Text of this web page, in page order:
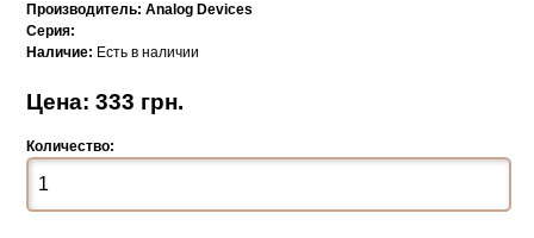
Производитель: Analog Devices
Серия:
Наличие: Есть в наличии
Цена: 333 грн.
Количество: